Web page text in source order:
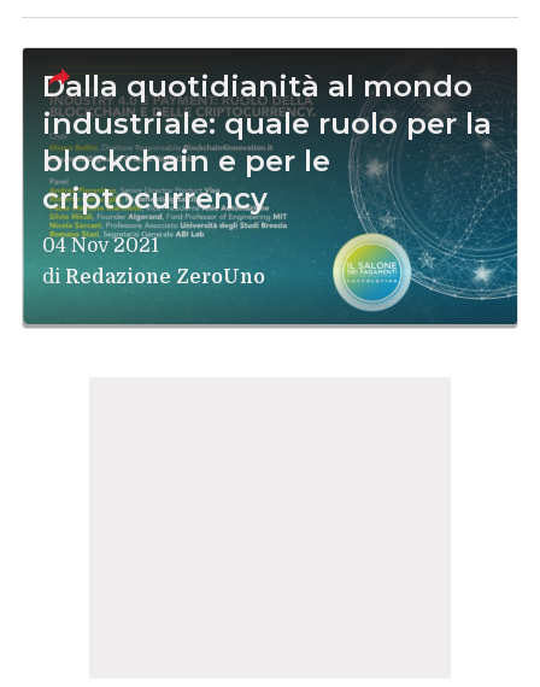
Dalla quotidianità al mondo
industriale: quale ruolo per la
blockchain e per le
criptocurrency
04 Nov 2021
di Redazione ZeroUno